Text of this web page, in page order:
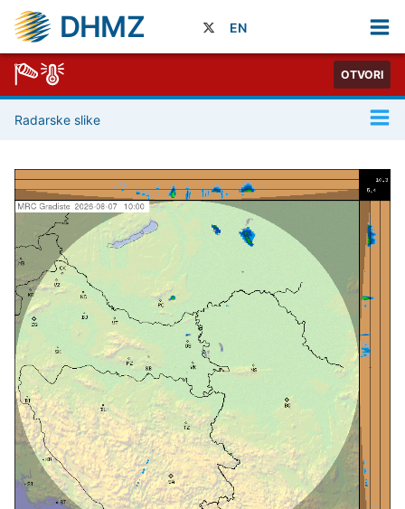
DHMZ EN
OTVORI
Radarske slike